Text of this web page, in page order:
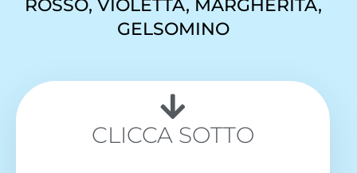
ROSSO, VIOLETTA, MARGHERITA,
GELSOMINO
CLICCA SOTTO